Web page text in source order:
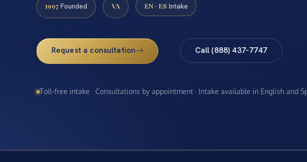
1997 Founded VA EN · ES Intake
Request a consultation Call (888) 437-7747
Toll-free intake · Consultations by appointment · Intake available in English and